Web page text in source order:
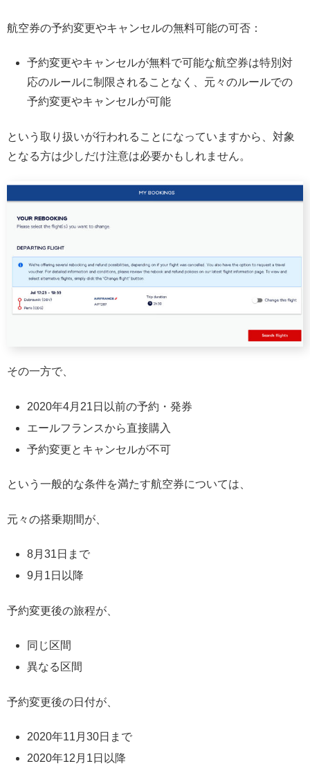
航空券の予約変更やキャンセルの無料可能の可否：
予約変更やキャンセルが無料で可能な航空券は特別対
応のルールに制限されることなく、元々のルールでの
予約変更やキャンセルが可能
という取り扱いが行われることになっていますから、対象
となる方は少しだけ注意は必要かもしれません。
その一方で、
2020年4月21日以前の予約・発券
エールフランスから直接購入
予約変更とキャンセルが不可
という一般的な条件を満たす航空券については、
元々の搭乗期間が、
8月31日まで
9月1日以降
予約変更後の旅程が、
同じ区間
異なる区間
予約変更後の日付が、
2020年11月30日まで
2020年12月1日以降